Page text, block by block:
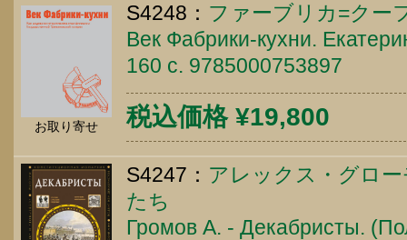
お取り寄せ
S4248： ファーブリカ=クー
Век Фабрики-кухни.
160 c. 9785000753897
税込価格 ¥19,800
S4247： アレックス・グロ
たち
Громов А. - Декабристы.